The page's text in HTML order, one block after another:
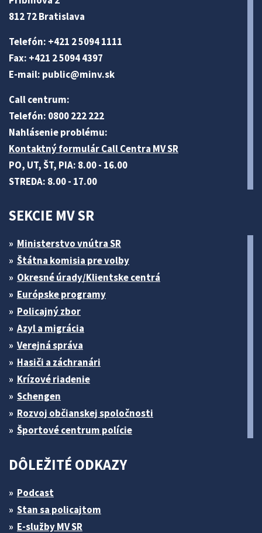
812 72 Bratislava
Telefón: +421 2 5094 1111
Fax: +421 2 5094 4397
E-mail: public@minv.sk
Call centrum:
Telefón: 0800 222 222
Nahlásenie problému:
Kontaktný formulár Call Centra MV SR
PO, UT, ŠT, PIA: 8.00 - 16.00
STREDA: 8.00 - 17.00
SEKCIE MV SR
Ministerstvo vnútra SR
Štátna komisia pre volby
Okresné úrady/Klientske centrá
Európske programy
Policajný zbor
Azyl a migrácia
Verejná správa
Hasiči a záchranári
Krízové riadenie
Schengen
Rozvoj občianskej spoločnosti
Športové centrum polície
DÔLEŽITÉ ODKAZY
Podcast
Stan sa policajtom
E-služby MV SR